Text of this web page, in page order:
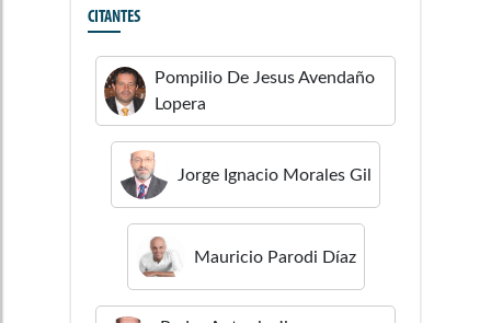
CITANTES
Pompilio De JesusAvendaño
Lopera
Jorge Ignacio Morales Gil
Mauricio Parodi Díaz